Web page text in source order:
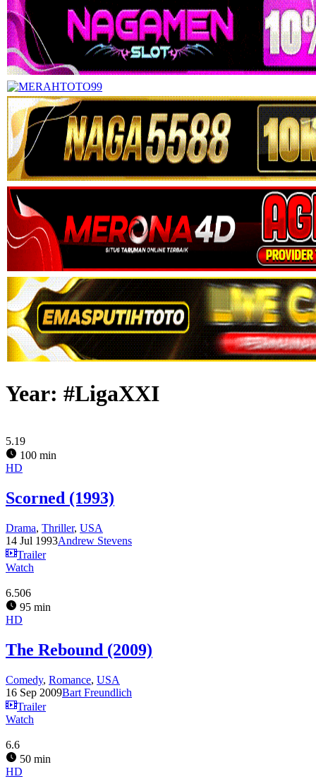
Year: #LigaXXI
5.19
100 min
HD
Scorned (1993)
Drama, Thriller, USA
14 Jul 1993Andrew Stevens
Trailer
Watch
6.506
95 min
HD
The Rebound (2009)
Comedy, Romance, USA
16 Sep 2009Bart Freundlich
Trailer
Watch
6.6
50 min
HD